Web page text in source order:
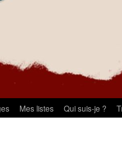
Mes listes Qui suis-je ?